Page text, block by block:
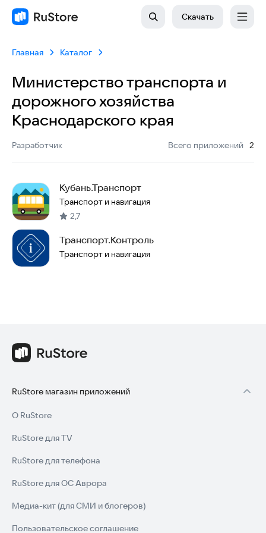
Скачать
Главная Каталог
Министерство транспорта и
дорожного хозяйства
Краснодарского края
Разработчик Всего приложений
: 2
Кубань.Транспорт
Транспорт и навигация
2,7
Транспорт.Контроль
Транспорт и навигация
RuStore магазин приложений
О RuStore
RuStore для TV
RuStore для телефона
RuStore для ОС Аврора
Медиа-кит (для СМИ и блогеров)
Пользовательское соглашение